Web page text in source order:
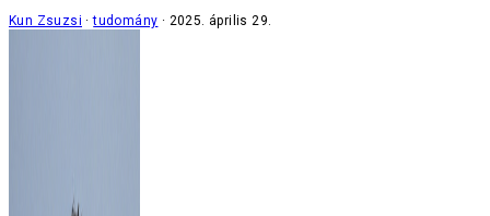
Kun Zsuzsi tudomány 2025. április 29.